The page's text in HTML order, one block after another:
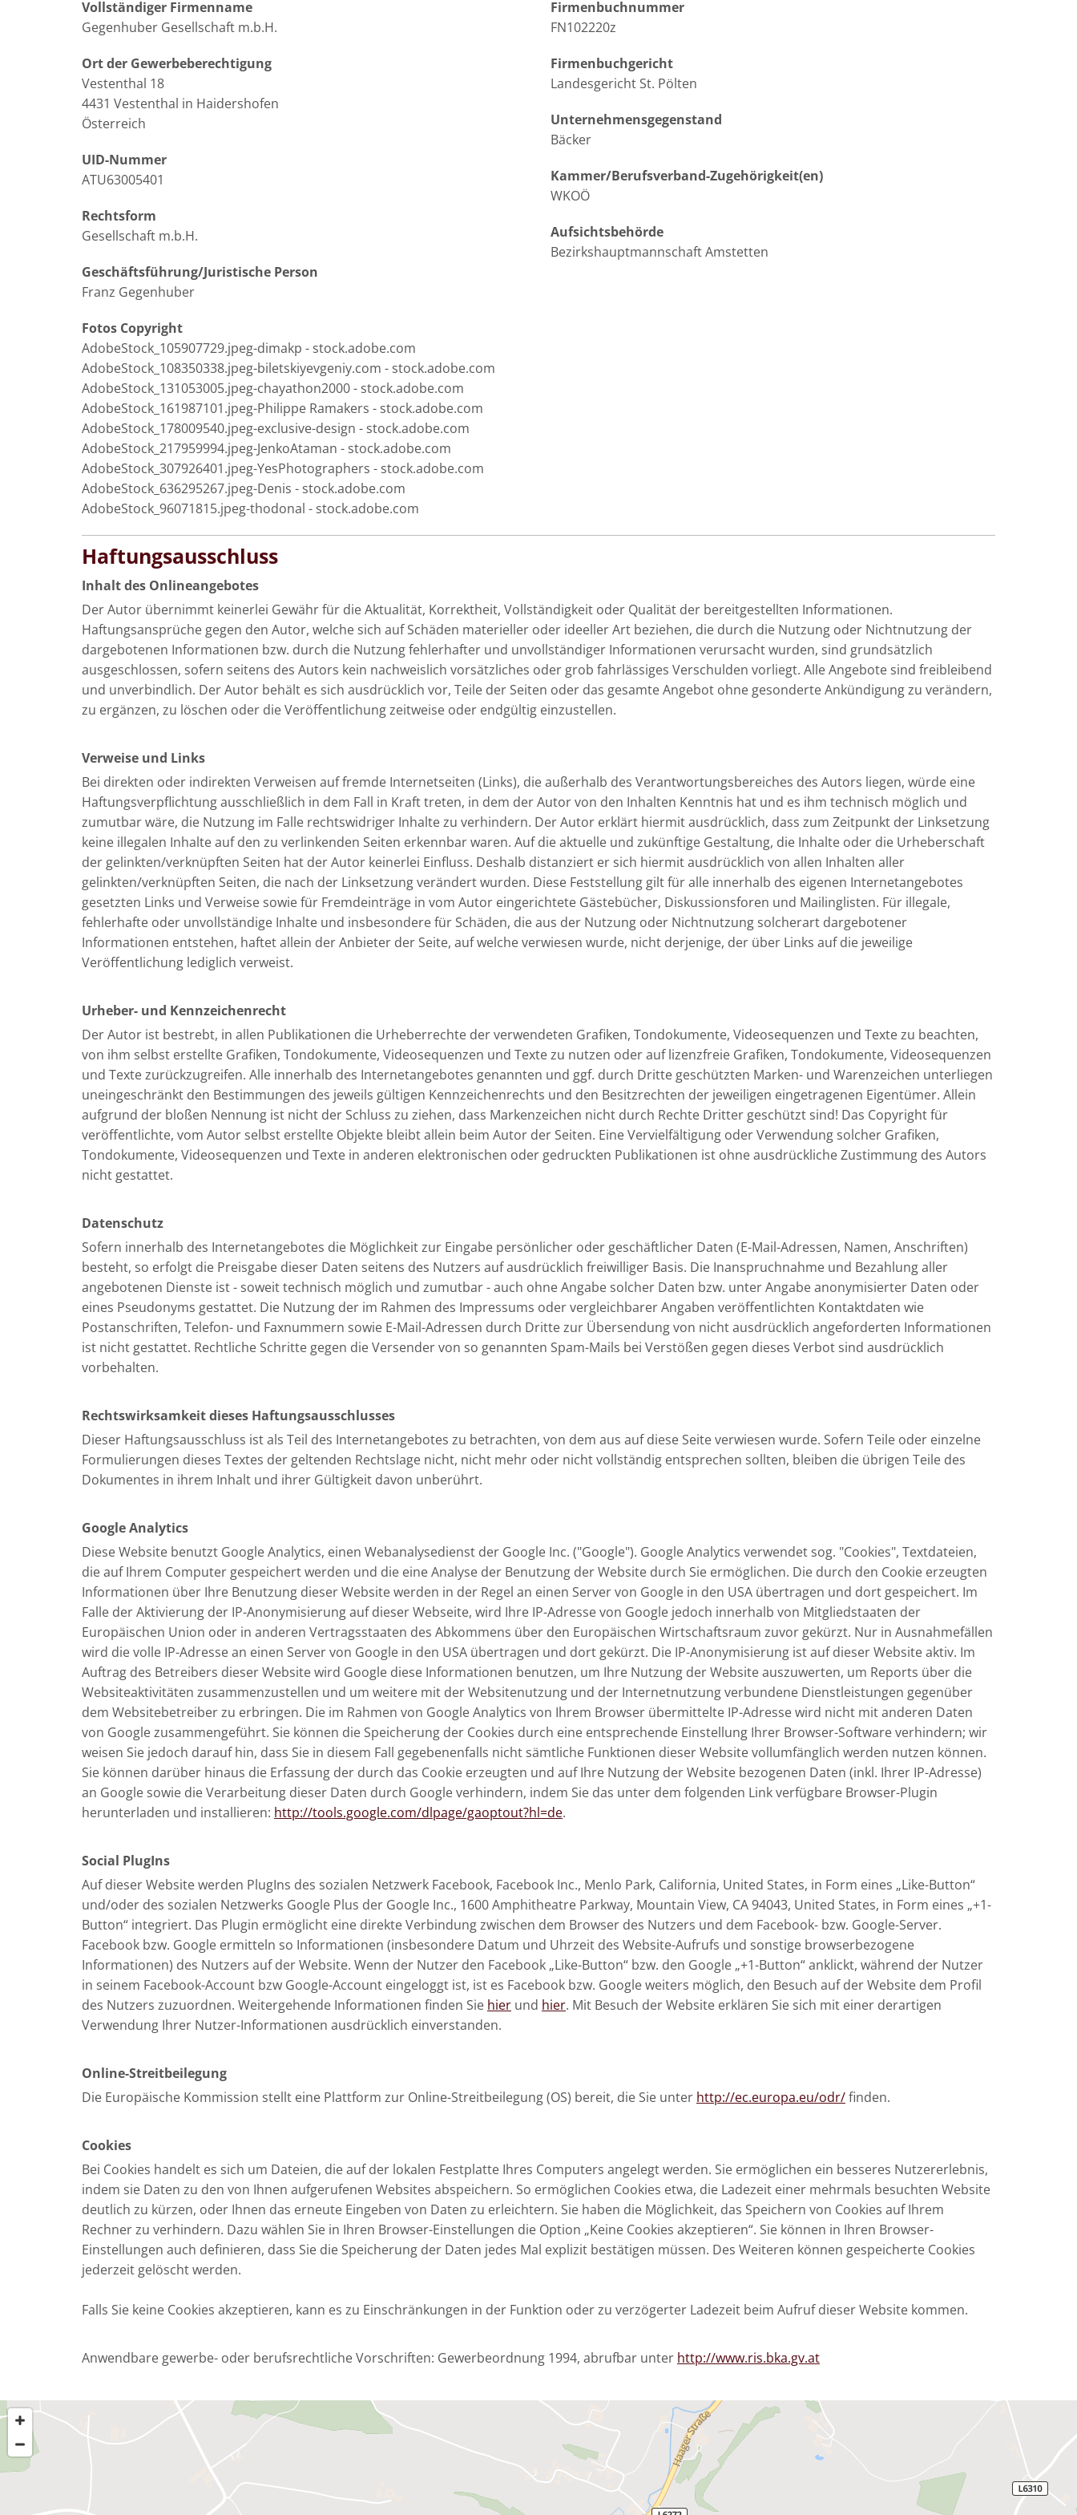
Vollständiger Firmenname
Gegenhuber Gesellschaft m.b.H.
Ort der Gewerbeberechtigung
Vestenthal 18
4431 Vestenthal in Haidershofen
Österreich
UID-Nummer
ATU63005401
Rechtsform
Gesellschaft m.b.H.
Geschäftsführung/Juristische Person
Franz Gegenhuber
Firmenbuchnummer
FN102220z
Firmenbuchgericht
Landesgericht St. Pölten
Unternehmensgegenstand
Bäcker
Kammer/Berufsverband-Zugehörigkeit(en)
WKOÖ
Aufsichtsbehörde
Bezirkshauptmannschaft Amstetten
Fotos Copyright
AdobeStock_105907729.jpeg-dimakp - stock.adobe.com
AdobeStock_108350338.jpeg-biletskiyevgeniy.com - stock.adobe.com
AdobeStock_131053005.jpeg-chayathon2000 - stock.adobe.com
AdobeStock_161987101.jpeg-Philippe Ramakers - stock.adobe.com
AdobeStock_178009540.jpeg-exclusive-design - stock.adobe.com
AdobeStock_217959994.jpeg-JenkoAtaman - stock.adobe.com
AdobeStock_307926401.jpeg-YesPhotographers - stock.adobe.com
AdobeStock_636295267.jpeg-Denis - stock.adobe.com
AdobeStock_96071815.jpeg-thodonal - stock.adobe.com
Haftungsausschluss
Inhalt des Onlineangebotes
Der Autor übernimmt keinerlei Gewähr für die Aktualität, Korrektheit, Vollständigkeit oder Qualität der bereitgestellten Informationen.
Haftungsansprüche gegen den Autor, welche sich auf Schäden materieller oder ideeller Art beziehen, die durch die Nutzung oder Nichtnutzung der
dargebotenen Informationen bzw. durch die Nutzung fehlerhafter und unvollständiger Informationen verursacht wurden, sind grundsätzlich
ausgeschlossen, sofern seitens des Autors kein nachweislich vorsätzliches oder grob fahrlässiges Verschulden vorliegt. Alle Angebote sind freibleibend
und unverbindlich. Der Autor behält es sich ausdrücklich vor, Teile der Seiten oder das gesamte Angebot ohne gesonderte Ankündigung zu verändern,
zu ergänzen, zu löschen oder die Veröffentlichung zeitweise oder endgültig einzustellen.
Verweise und Links
Bei direkten oder indirekten Verweisen auf fremde Internetseiten (Links), die außerhalb des Verantwortungsbereiches des Autors liegen, würde eine
Haftungsverpflichtung ausschließlich in dem Fall in Kraft treten, in dem der Autor von den Inhalten Kenntnis hat und es ihm technisch möglich und
zumutbar wäre, die Nutzung im Falle rechtswidriger Inhalte zu verhindern. Der Autor erklärt hiermit ausdrücklich, dass zum Zeitpunkt der Linksetzung
keine illegalen Inhalte auf den zu verlinkenden Seiten erkennbar waren. Auf die aktuelle und zukünftige Gestaltung, die Inhalte oder die Urheberschaft
der gelinkten/verknüpften Seiten hat der Autor keinerlei Einfluss. Deshalb distanziert er sich hiermit ausdrücklich von allen Inhalten aller
gelinkten/verknüpften Seiten, die nach der Linksetzung verändert wurden. Diese Feststellung gilt für alle innerhalb des eigenen Internetangebotes
gesetzten Links und Verweise sowie für Fremdeinträge in vom Autor eingerichtete Gästebücher, Diskussionsforen und Mailinglisten. Für illegale,
fehlerhafte oder unvollständige Inhalte und insbesondere für Schäden, die aus der Nutzung oder Nichtnutzung solcherart dargebotener
Informationen entstehen, haftet allein der Anbieter der Seite, auf welche verwiesen wurde, nicht derjenige, der über Links auf die jeweilige
Veröffentlichung lediglich verweist.
Urheber- und Kennzeichenrecht
Der Autor ist bestrebt, in allen Publikationen die Urheberrechte der verwendeten Grafiken, Tondokumente, Videosequenzen und Texte zu beachten,
von ihm selbst erstellte Grafiken, Tondokumente, Videosequenzen und Texte zu nutzen oder auf lizenzfreie Grafiken, Tondokumente, Videosequenzen
und Texte zurückzugreifen. Alle innerhalb des Internetangebotes genannten und ggf. durch Dritte geschützten Marken- und Warenzeichen unterliegen
uneingeschränkt den Bestimmungen des jeweils gültigen Kennzeichenrechts und den Besitzrechten der jeweiligen eingetragenen Eigentümer. Allein
aufgrund der bloßen Nennung ist nicht der Schluss zu ziehen, dass Markenzeichen nicht durch Rechte Dritter geschützt sind! Das Copyright für
veröffentlichte, vom Autor selbst erstellte Objekte bleibt allein beim Autor der Seiten. Eine Vervielfältigung oder Verwendung solcher Grafiken,
Tondokumente, Videosequenzen und Texte in anderen elektronischen oder gedruckten Publikationen ist ohne ausdrückliche Zustimmung des Autors
nicht gestattet.
Datenschutz
Sofern innerhalb des Internetangebotes die Möglichkeit zur Eingabe persönlicher oder geschäftlicher Daten (E-Mail-Adressen, Namen, Anschriften)
besteht, so erfolgt die Preisgabe dieser Daten seitens des Nutzers auf ausdrücklich freiwilliger Basis. Die Inanspruchnahme und Bezahlung aller
angebotenen Dienste ist - soweit technisch möglich und zumutbar - auch ohne Angabe solcher Daten bzw. unter Angabe anonymisierter Daten oder
eines Pseudonyms gestattet. Die Nutzung der im Rahmen des Impressums oder vergleichbarer Angaben veröffentlichten Kontaktdaten wie
Postanschriften, Telefon- und Faxnummern sowie E-Mail-Adressen durch Dritte zur Übersendung von nicht ausdrücklich angeforderten Informationen
ist nicht gestattet. Rechtliche Schritte gegen die Versender von so genannten Spam-Mails bei Verstößen gegen dieses Verbot sind ausdrücklich
vorbehalten.
Rechtswirksamkeit dieses Haftungsausschlusses
Dieser Haftungsausschluss ist als Teil des Internetangebotes zu betrachten, von dem aus auf diese Seite verwiesen wurde. Sofern Teile oder einzelne
Formulierungen dieses Textes der geltenden Rechtslage nicht, nicht mehr oder nicht vollständig entsprechen sollten, bleiben die übrigen Teile des
Dokumentes in ihrem Inhalt und ihrer Gültigkeit davon unberührt.
Google Analytics
Diese Website benutzt Google Analytics, einen Webanalysedienst der Google Inc. ("Google"). Google Analytics verwendet sog. "Cookies", Textdateien,
die auf Ihrem Computer gespeichert werden und die eine Analyse der Benutzung der Website durch Sie ermöglichen. Die durch den Cookie erzeugten
Informationen über Ihre Benutzung dieser Website werden in der Regel an einen Server von Google in den USA übertragen und dort gespeichert. Im
Falle der Aktivierung der IP-Anonymisierung auf dieser Webseite, wird Ihre IP-Adresse von Google jedoch innerhalb von Mitgliedstaaten der
Europäischen Union oder in anderen Vertragsstaaten des Abkommens über den Europäischen Wirtschaftsraum zuvor gekürzt. Nur in Ausnahmefällen
wird die volle IP-Adresse an einen Server von Google in den USA übertragen und dort gekürzt. Die IP-Anonymisierung ist auf dieser Website aktiv. Im
Auftrag des Betreibers dieser Website wird Google diese Informationen benutzen, um Ihre Nutzung der Website auszuwerten, um Reports über die
Websiteaktivitäten zusammenzustellen und um weitere mit der Websitenutzung und der Internetnutzung verbundene Dienstleistungen gegenüber
dem Websitebetreiber zu erbringen. Die im Rahmen von Google Analytics von Ihrem Browser übermittelte IP-Adresse wird nicht mit anderen Daten
von Google zusammengeführt. Sie können die Speicherung der Cookies durch eine entsprechende Einstellung Ihrer Browser-Software verhindern; wir
weisen Sie jedoch darauf hin, dass Sie in diesem Fall gegebenenfalls nicht sämtliche Funktionen dieser Website vollumfänglich werden nutzen können.
Sie können darüber hinaus die Erfassung der durch das Cookie erzeugten und auf Ihre Nutzung der Website bezogenen Daten (inkl. Ihrer IP-Adresse)
an Google sowie die Verarbeitung dieser Daten durch Google verhindern, indem Sie das unter dem folgenden Link verfügbare Browser-Plugin
herunterladen und installieren: http://tools.google.com/dlpage/gaoptout?hl=de.
Social PlugIns
Auf dieser Website werden PlugIns des sozialen Netzwerk Facebook, Facebook Inc., Menlo Park, California, United States, in Form eines „Like-Button“
und/oder des sozialen Netzwerks Google Plus der Google Inc., 1600 Amphitheatre Parkway, Mountain View, CA 94043, United States, in Form eines „+1-
Button“ integriert. Das Plugin ermöglicht eine direkte Verbindung zwischen dem Browser des Nutzers und dem Facebook- bzw. Google-Server.
Facebook bzw. Google ermitteln so Informationen (insbesondere Datum und Uhrzeit des Website-Aufrufs und sonstige browserbezogene
Informationen) des Nutzers auf der Website. Wenn der Nutzer den Facebook „Like-Button“ bzw. den Google „+1-Button“ anklickt, während der Nutzer
in seinem Facebook-Account bzw Google-Account eingeloggt ist, ist es Facebook bzw. Google weiters möglich, den Besuch auf der Website dem Profil
des Nutzers zuzuordnen. Weitergehende Informationen finden Sie hier und hier. Mit Besuch der Website erklären Sie sich mit einer derartigen
Verwendung Ihrer Nutzer-Informationen ausdrücklich einverstanden.
Online-Streitbeilegung
Die Europäische Kommission stellt eine Plattform zur Online-Streitbeilegung (OS) bereit, die Sie unter http://ec.europa.eu/odr/finden.
Cookies
Bei Cookies handelt es sich um Dateien, die auf der lokalen Festplatte Ihres Computers angelegt werden. Sie ermöglichen ein besseres Nutzererlebnis,
indem sie Daten zu den von Ihnen aufgerufenen Websites abspeichern. So ermöglichen Cookies etwa, die Ladezeit einer mehrmals besuchten Website
deutlich zu kürzen, oder Ihnen das erneute Eingeben von Daten zu erleichtern. Sie haben die Möglichkeit, das Speichern von Cookies auf Ihrem
Rechner zu verhindern. Dazu wählen Sie in Ihren Browser-Einstellungen die Option „Keine Cookies akzeptieren“. Sie können in Ihren Browser-
Einstellungen auch definieren, dass Sie die Speicherung der Daten jedes Mal explizit bestätigen müssen. Des Weiteren können gespeicherte Cookies
jederzeit gelöscht werden.
Falls Sie keine Cookies akzeptieren, kann es zu Einschränkungen in der Funktion oder zu verzögerter Ladezeit beim Aufruf dieser Website kommen.
Anwendbare gewerbe- oder berufsrechtliche Vorschriften: Gewerbeordnung 1994, abrufbar unter http://www.ris.bka.gv.at